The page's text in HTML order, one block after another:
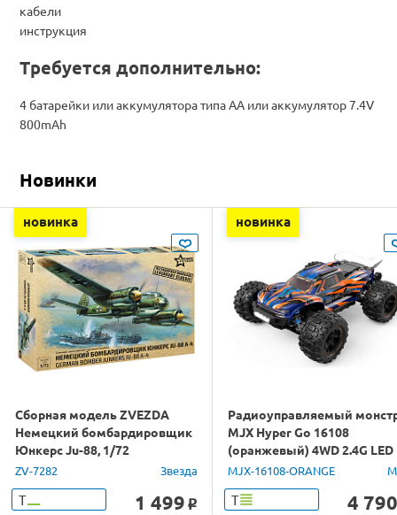
кабели
инструкция
Требуется дополнительно:
4 батарейки или аккумулятора типа АА или аккумулятор 7.4V
800mAh
Новинки
новинка
Сборная модель ZVEZDA
Немецкий бомбардировщик
Юнкерс Ju-88, 1/72
ZV-7282 Звезда
Т 1 499 o
новинка
Радиоуправляемый
MJX Hyper Go 16108
(оранжевый) 4WD 2.4G LED
1/16 RTR
MJX-16108-ORANGE
Т 4 790